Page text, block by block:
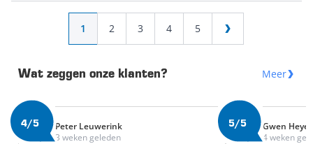
U lees momenteel pagina
1 Pagina
2 Pagina
3 Pagina
4 Pagina
5 Pagina
Wat zeggen onze klanten? Meer
4/5
Peter Leuwerink
3 weken geleden
5/5
Gwen Heye
4 weken